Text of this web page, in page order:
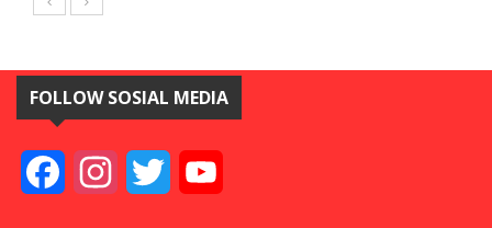
FOLLOW SOSIAL MEDIA
FacebookInstagramTwitter